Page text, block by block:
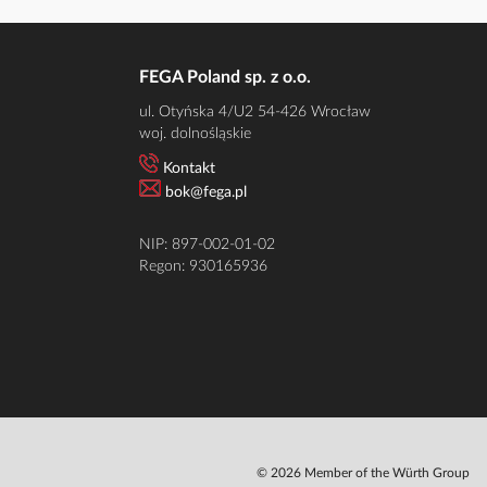
FEGA Poland sp. z o.o.
ul. Otyńska 4/U2 54-426 Wrocław
woj. dolnośląskie
Kontakt
bok@fega.pl
NIP: 897-002-01-02
Regon: 930165936
© 2026 Member of the Würth Group